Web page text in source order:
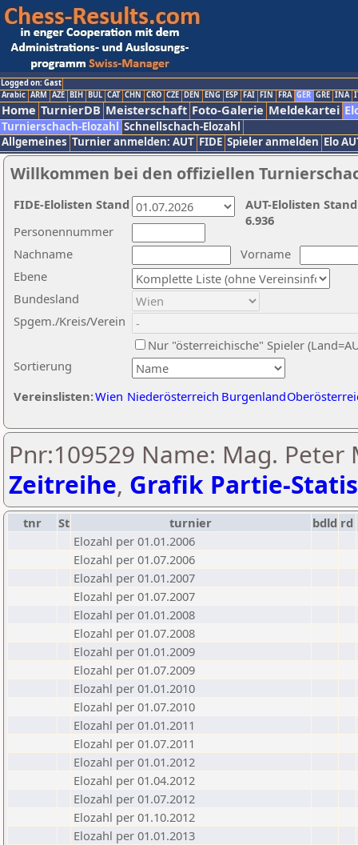
Logged on: Gast
Arabic ARM AZE BIH BUL CAT CHN CRO CZE DEN ENG ESP FAI FIN FRA GER GRE INA
Home TurnierDB Meisterschaft Foto-Galerie Meldekartei
Turnierschach-Elozahl Schnellschach-Elozahl
Allgemeines Turnier anmelden: AUT FIDE Spieler anmelden Elo
Willkommen bei den offiziellen
Nachname
Vorname
Ebene
Sortierung
Personennummer
Bundesland
Spgem./Kreis/Verein
Nur "österreichische" Spieler
Vereinslisten:Wien Niederösterreich Burgenland
AUT-Elolisten
6.936
FIDE-Elolisten Stand
Pnr:109529 Name: Mag. Peter
Zeitreihe, Grafik Partie-
tnr St turnier bdld rd
Elozahl per 01.01.2006
Elozahl per 01.07.2006
Elozahl per 01.01.2007
Elozahl per 01.07.2007
Elozahl per 01.01.2008
Elozahl per 01.07.2008
Elozahl per 01.01.2009
Elozahl per 01.07.2009
Elozahl per 01.01.2010
Elozahl per 01.07.2010
Elozahl per 01.01.2011
Elozahl per 01.07.2011
Elozahl per 01.01.2012
Elozahl per 01.04.2012
Elozahl per 01.07.2012
Elozahl per 01.10.2012
Elozahl per 01.01.2013